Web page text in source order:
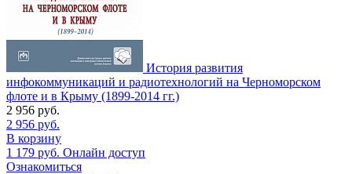
История развития
инфокоммуникаций и радиотехнологий на Черноморском
флоте и в Крыму (1899-2014 гг.)
2 956 руб.
2 956 руб.
В корзину
1 179 руб. Онлайн доступ
Ознакомиться